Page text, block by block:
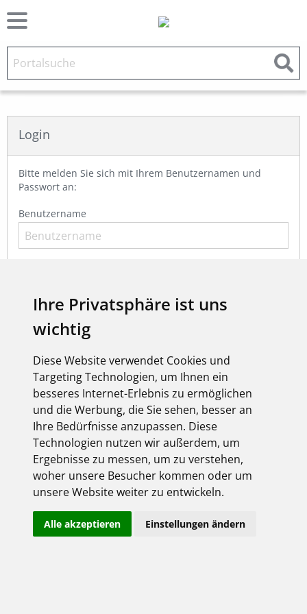
Ihre Privatsphäre ist uns
wichtig
Diese Website verwendet Cookies und
Targeting Technologien, um Ihnen ein
besseres Internet-Erlebnis zu ermöglichen
und die Werbung, die Sie sehen, besser an
Ihre Bedürfnisse anzupassen. Diese
Technologien nutzen wir außerdem, um
Ergebnisse zu messen, um zu verstehen,
woher unsere Besucher kommen oder um
unsere Website weiter zu entwickeln.
Alle akzeptieren Einstellungen ändern
Login
Bitte melden Sie sich mit Ihrem Benutzernamen und
Passwort an:
Benutzername
0 Angemeldet bleiben
Jetzt registrieren! Passwort vergessen?
Impressum